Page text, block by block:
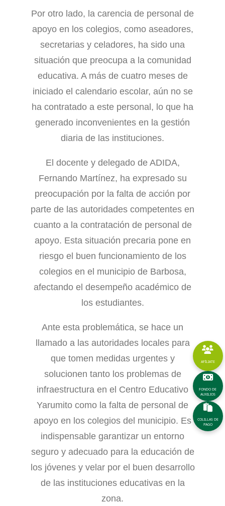
Por otro lado, la carencia de personal de
apoyo en los colegios, como aseadores,
secretarias y celadores, ha sido una
situación que preocupa a la comunidad
educativa. A más de cuatro meses de
iniciado el calendario escolar, aún no se
ha contratado a este personal, lo que ha
generado inconvenientes en la gestión
diaria de las instituciones.
El docente y delegado de ADIDA,
Fernando Martínez, ha expresado su
preocupación por la falta de acción por
parte de las autoridades competentes en
cuanto a la contratación de personal de
apoyo. Esta situación precaria pone en
riesgo el buen funcionamiento de los
colegios en el municipio de Barbosa,
afectando el desempeño académico de
los estudiantes.
Ante esta problemática, se hace un
llamado a las autoridades locales para
que tomen medidas urgentes y
solucionen tanto los problemas de
infraestructura en el Centro Educativo
Yarumito como la falta de personal de
apoyo en los colegios del municipio. Es
indispensable garantizar un entorno
seguro y adecuado para la educación de
los jóvenes y velar por el buen desarrollo
de las instituciones educativas en la
zona.
AFÍLIATE
FONDO DE
AUXILIOS
COLILLAS DE
PAGO